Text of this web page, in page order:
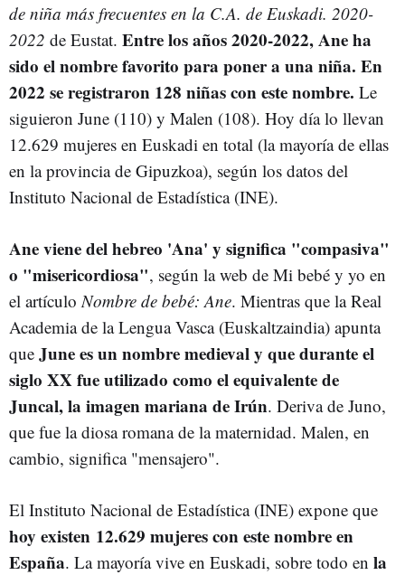
de niña más frecuentes en la C.A. de Euskadi. 2020-
2022 de Eustat. Entre los años 2020-2022, Ane ha
sido el nombre favorito para poner a una niña. En
2022 se registraron 128 niñas con este nombre. Le
siguieron June (110) y Malen (108). Hoy día lo llevan
12.629 mujeres en Euskadi en total (la mayoría de ellas
en la provincia de Gipuzkoa), según los datos del
Instituto Nacional de Estadística (INE).
Ane viene del hebreo 'Ana' y significa "compasiva"
o "misericordiosa", según la web de Mi bebé y yo en
el artículoNombre de bebé: Ane. Mientras que la Real
Academia de la Lengua Vasca (Euskaltzaindia) apunta
que June es un nombre medieval y que durante el
siglo XX fue utilizado como el equivalente de
Juncal, la imagen mariana de Irún. Deriva de Juno,
que fue la diosa romana de la maternidad. Malen, en
cambio, significa "mensajero".
El Instituto Nacional de Estadística (INE) expone que
hoy existen 12.629 mujeres con este nombre en
España. La mayoría vive en Euskadi, sobre todo en la